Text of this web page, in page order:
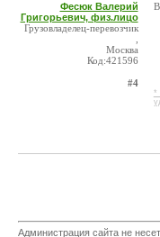
Фесюк Валерий
Григорьевич, физ.лицо
Грузовладелец-перевозчик
Москва
Код:421596
#4
*
Администрация сайта не